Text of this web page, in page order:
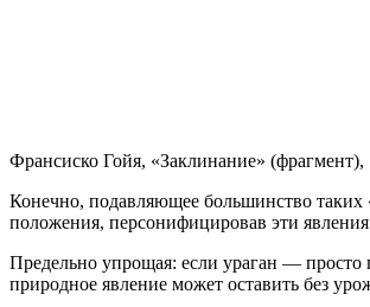
Франсиско Гойя, «Заклинание» (фрагмент),
Конечно, подавляющее большинство
положения, персонифицировав эти
Предельно упрощая: если ураган —
природное явление может оставить без